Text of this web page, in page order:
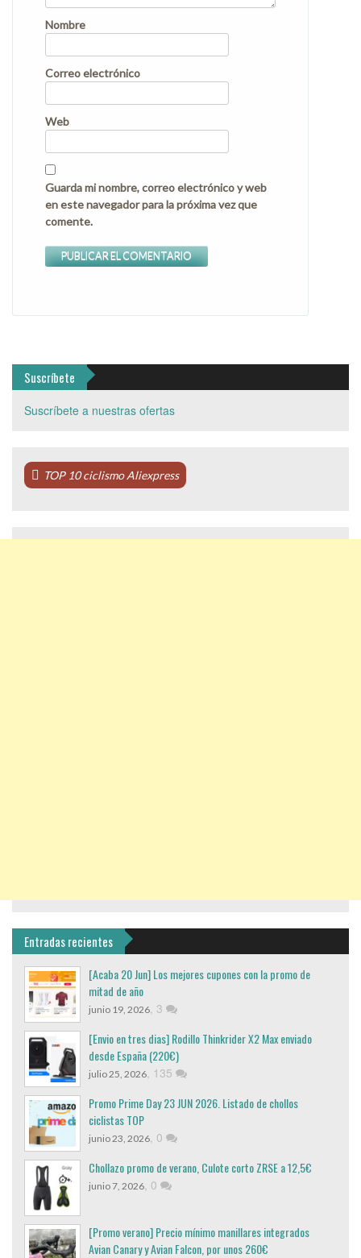
Nombre
Correo electrónico
Web
Guarda mi nombre, correo electrónico y web
en este navegador para la próxima vez que
comente.
Suscríbete
Suscríbete a nuestras ofertas
TOP 10 ciclismo Aliexpress
Entradas recientes
[Acaba 20 Jun] Los mejores cupones con la promo de
mitad de año
junio 19, 2026, 3
[Envio en tres dias] Rodillo Thinkrider X2 Max enviado
desde España (220€)
julio 25, 2026, 135
Promo Prime Day 23 JUN 2026. Listado de chollos
ciclistas TOP
junio 23, 2026, 0
Chollazo promo de verano, Culote corto ZRSE a 12,5€
junio 7, 2026, 0
[Promo verano] Precio mínimo manillares integrados
Avian Canary y Avian Falcon, por unos 260€